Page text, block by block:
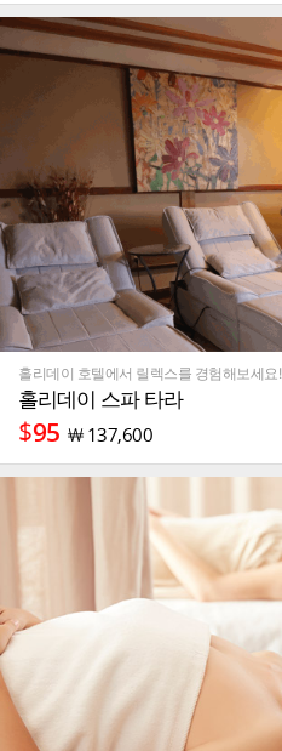
홀리데이 호텔에서 릴렉스를 경험해보세요!
홀리데이 스파 타라
$95 ￦ 137,600